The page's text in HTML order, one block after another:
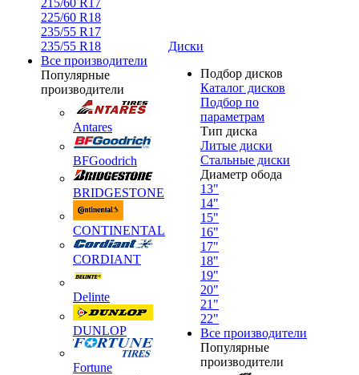
225/60 R18
235/55 R17
235/55 R18
Все производители
Популярные
производители
Antares
BFGoodrich
BRIDGESTONE
CONTINENTAL
CORDIANT
Delinte
DUNLOP
Fortune
Диски
Подбор дисков
Каталог дисков
Подбор по
параметрам
Тип диска
Литые диски
Стальные диски
Диаметр обода
13"
14"
15"
16"
17"
18"
19"
20"
21"
22"
Все производители
Популярные
производители